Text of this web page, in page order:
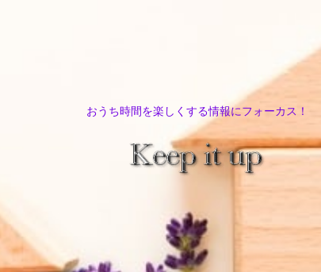
おうち時間を楽しくする情報にフォーカス！